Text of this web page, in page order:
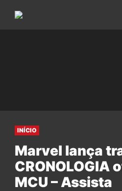
INÍCIO
Marvel lança
CRONOLOGIA
MCU – Assista